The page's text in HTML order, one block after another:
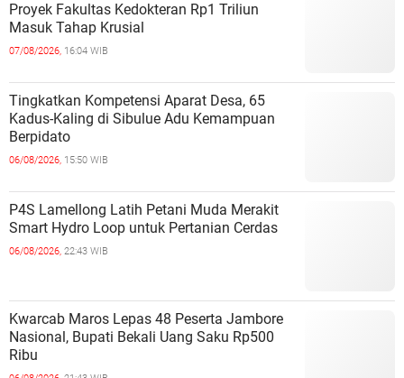
Proyek Fakultas Kedokteran Rp1 Triliun
Masuk Tahap Krusial
07/08/2026, 16:04 WIB
Tingkatkan Kompetensi Aparat Desa, 65
Kadus-Kaling di Sibulue Adu Kemampuan
Berpidato
06/08/2026, 15:50 WIB
P4S Lamellong Latih Petani Muda Merakit
Smart Hydro Loop untuk Pertanian Cerdas
06/08/2026, 22:43 WIB
Kwarcab Maros Lepas 48 Peserta Jambore
Nasional, Bupati Bekali Uang Saku Rp500
Ribu